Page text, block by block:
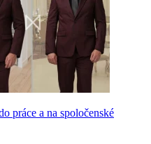
práce a na spoločenské